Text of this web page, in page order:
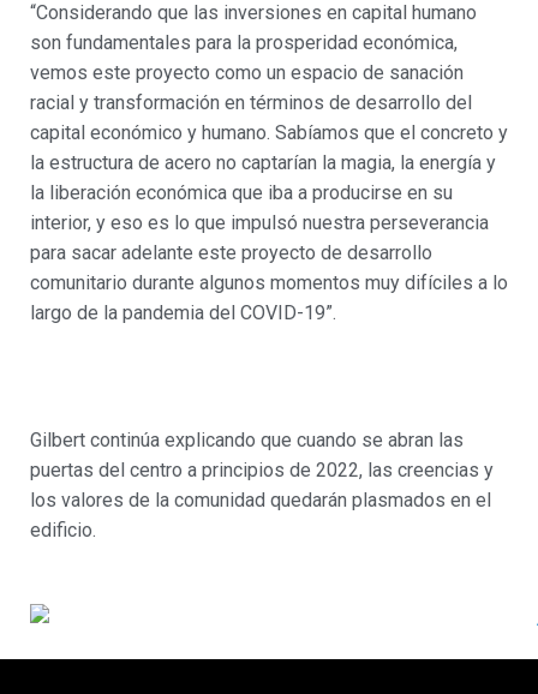
“Considerando que las inversiones en capital humano
son fundamentales para la prosperidad económica,
vemos este proyecto como un espacio de sanación
racial y transformación en términos de desarrollo del
capital económico y humano. Sabíamos que el concreto y
la estructura de acero no captarían la magia, la energía y
la liberación económica que iba a producirse en su
interior, y eso es lo que impulsó nuestra perseverancia
para sacar adelante este proyecto de desarrollo
comunitario durante algunos momentos muy difíciles a lo
largo de la pandemia del COVID-19”.
Gilbert continúa explicando que cuando se abran las
puertas del centro a principios de 2022, las creencias y
los valores de la comunidad quedarán plasmados en el
edificio.